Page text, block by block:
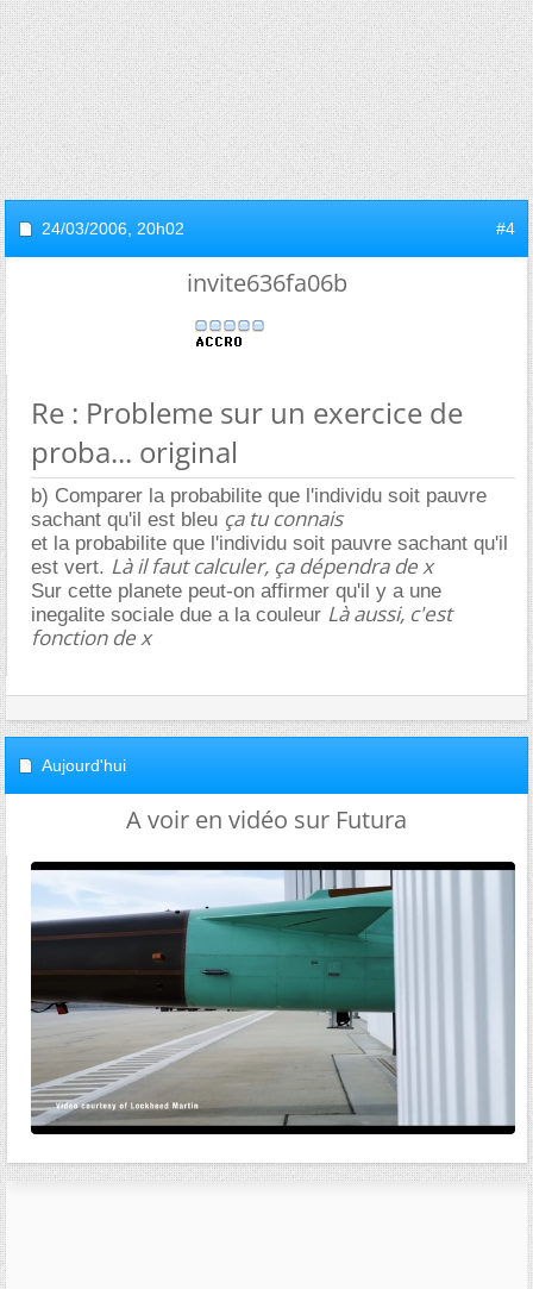
24/03/2006, 20h02 #4
invite636fa06b
Re : Probleme sur un exercice de
proba... original
b) Comparer la probabilite que l'individu soit pauvre
sachant qu'il est bleu ça tu connais
et la probabilite que l'individu soit pauvre sachant qu'il
est vert. Là il faut calculer, ça dépendra de x
Sur cette planete peut-on affirmer qu'il y a une
inegalite sociale due a la couleur Là aussi, c'est
fonction de x
Aujourd'hui
A voir en vidéo sur Futura